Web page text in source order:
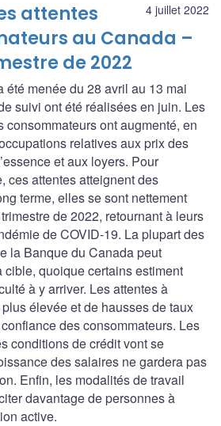
4 juillet 2022
attentes
au Canada –
de 2022
été menée du 28 avril au 13 mai
suivi ont été réalisées en juin. Les
consommateurs ont augmenté, en
relatives aux prix des
et aux loyers. Pour
ces attentes atteignent des
terme, elles se sont nettement
de 2022, retournant à leurs
de COVID-19. La plupart des
la Banque du Canada peut
cible, quoique certains estiment
à y arriver. Les attentes à
plus élevée et de hausses de taux
des consommateurs. Les
conditions de crédit vont se
des salaires ne gardera pas
Enfin, les modalités de travail
davantage de personnes à
active.